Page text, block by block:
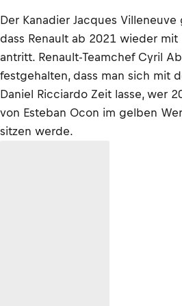
Der Kanadier Jacques
dass Renault ab 2021 wieder mit
antritt. Renault-Teamchef Cyril
festgehalten, dass man sich mit
Daniel Ricciardo Zeit lasse, wer
von Esteban Ocon im gelben
sitzen werde.